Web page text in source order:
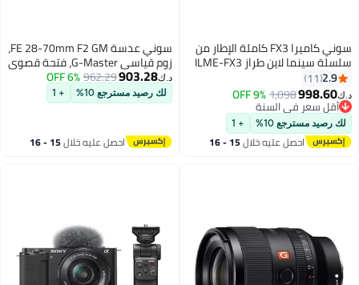
سوني كاميرا FX3 كاملة الإطار من
سلسلة سينما لاين طراز ILME-FX3
2.9
11
د.ك‏998.60
1,098
9% OFF
أقل سعر في السنة
أقل سعر في السنة
لك رصيد مسترجع 10% + 1
احصل عليه خلال 15 - 16
سوني عدسة FE 28-70mm F2 GM،
زوم قياسي G-Master، فتحة قصوى
ثابتة F2، AF، مدمجة، خفيفة الوزن
د.ك‏903.28
962.29
6% OFF
لك رصيد مسترجع 10% + 1
احصل عليه خلال 15 - 16